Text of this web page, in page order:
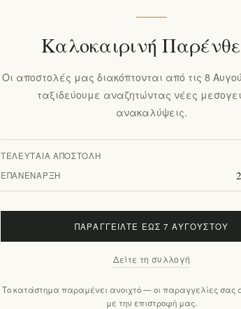
Καλοκαιρινή
Οι αποστολές μας διακόπτονται από τις 8
ταξιδεύουμε αναζητώντας νέες
ανακαλύψεις.
ΤΕΛΕΥΤΑΊΑ ΑΠΟΣΤΟΛΉ
ΕΠΑΝΈΝΑΡΞΗ
ΠΑΡΑΓΓΕΊΛΤΕ ΈΩΣ 7 ΑΥΓΟΎΣΤΟΥ
Δείτε τη συλλογή
Το κατάστημα παραμένει ανοιχτό — οι παραγγελίες σας
με την επιστροφή μας.